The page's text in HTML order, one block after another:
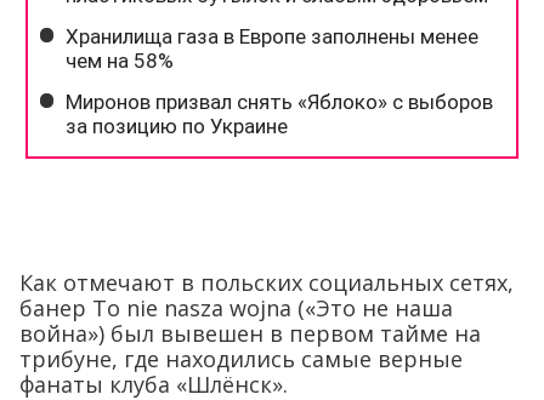
Как отмечают в польских социальных сетях,
банер To nie nasza wojna («Это не наша
война») был вывешен в первом тайме на
трибуне, где находились самые верные
фанаты клуба «Шлёнск».